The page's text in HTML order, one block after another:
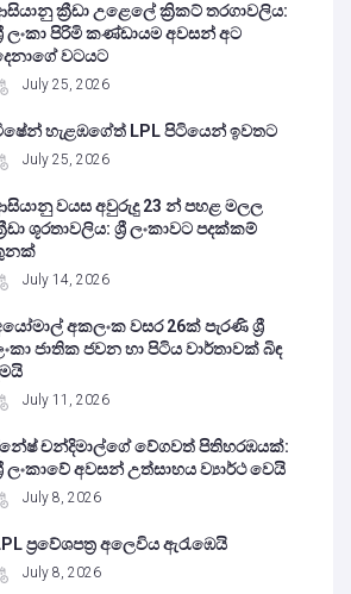
ක්‍රීඩා උළෙලේ ක්‍රිකට් තරගාවලිය:
ලංකා පිරිමි කණ්ඩායම අවසන් අට
වටයට
July 25, 2026
හැළඹගේත් LPL පිටියෙන් ඉවතට
July 25, 2026
වයස අවුරුදු 23 න් පහළ මලල
ශූරතාවලිය: ශ්‍රී ලංකාවට පදක්කම්
July 14, 2026
අකලංක වසර 26ක් පැරණි ශ්‍රී
ජාතික ජවන හා පිටිය වාර්තාවක් බිඳ
July 11, 2026
චන්දිමාල්ගේ වේගවත් පිතිහරඹයක්:
ලංකාවේ අවසන් උත්සාහය ව්‍යාර්ථ වෙයි
July 8, 2026
ප්‍රවේශපත්‍ර අලෙවිය ඇරැඹෙයි
July 8, 2026